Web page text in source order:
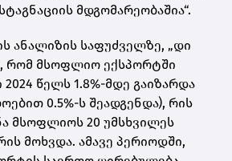
მდგომარეობაშია“.
ანალიზის საფუძველზე, „დი
რომ მსოფლიო ექსპორტში
წელს 1.8%-მდე გაიზარდა
0.5%-ს შეადგენდა), რის
მსოფლიოს 20 უმსხვილეს
მოხვდა. ამავე პერიოდში,